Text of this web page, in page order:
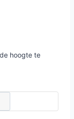
hoogte te